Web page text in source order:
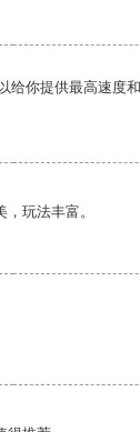
给你提供最高速度
玩法丰富。